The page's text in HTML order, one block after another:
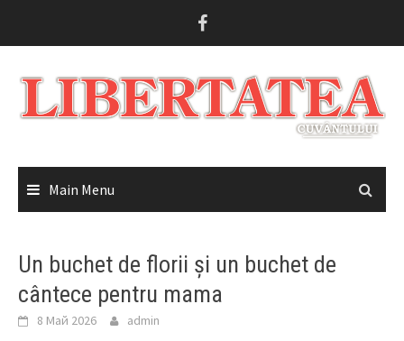
Main Menu
Un buchet de florii și un buchet de
cântece pentru mama
8 Май 2026 admin